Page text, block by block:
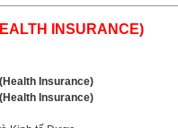
INSURANCE)
Insurance)
Insurance)